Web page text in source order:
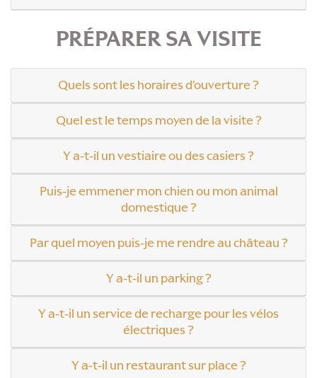
FAQ
PRÉPARER SA VISITE
Quels sont les horaires d’ouverture ?
Quel est le temps moyen de la visite ?
Y a-t-il un vestiaire ou des casiers ?
Puis-je emmener mon chien ou mon animal
domestique ?
Par quel moyen puis-je me rendre au château ?
Y a-t-il un parking ?
Y a-t-il un service de recharge pour les vélos
électriques ?
Y a-t-il un restaurant sur place ?